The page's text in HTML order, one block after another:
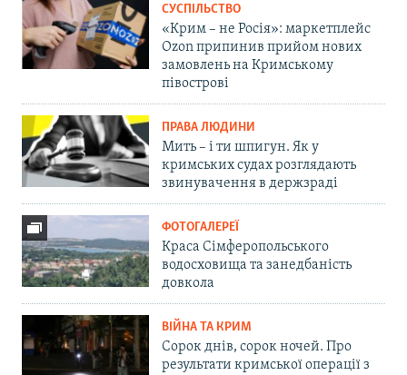
СУСПІЛЬСТВО
«Крим – не Росія»: маркетплейс
Ozon припинив прийом нових
замовлень на Кримському
півострові
ПРАВА ЛЮДИНИ
Мить – і ти шпигун. Як у
кримських судах розглядають
звинувачення в держзраді
ФОТОГАЛЕРЕЇ
Краса Сімферопольського
водосховища та занедбаність
довкола
ВІЙНА ТА КРИМ
Сорок днів, сорок ночей. Про
результати кримської операції з